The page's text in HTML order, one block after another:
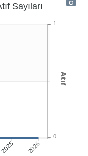
2025 2026
Sayıları
1
0
Atıf